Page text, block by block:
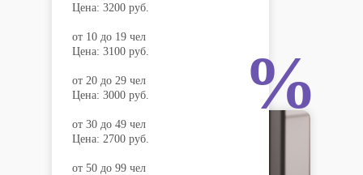
Цена: 3200 руб.
от 10 до 19 чел
Цена: 3100 руб.
от 20 до 29 чел
Цена: 3000 руб.
от 30 до 49 чел
Цена: 2700 руб.
от 50 до 99 чел
%